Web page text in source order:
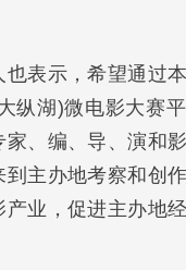
表示，希望通过本
纵湖)微电影大赛
、编、导、演和
到主办地考察和创
业，促进主办地